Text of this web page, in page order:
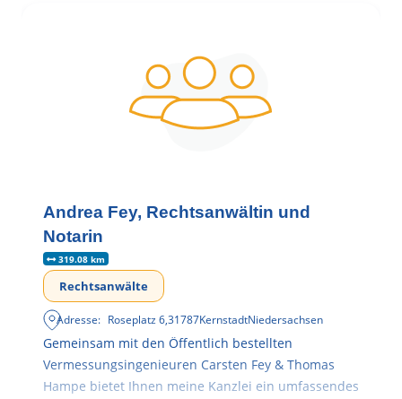
Andrea Fey, Rechtsanwältin und
Notarin
319.08 km
Rechtsanwälte
Adresse: Roseplatz 6,31787KernstadtNiedersachsen
Gemeinsam mit den Öffentlich bestellten
Vermessungsingenieuren Carsten Fey & Thomas
Hampe bietet Ihnen meine Kanzlei ein umfassendes